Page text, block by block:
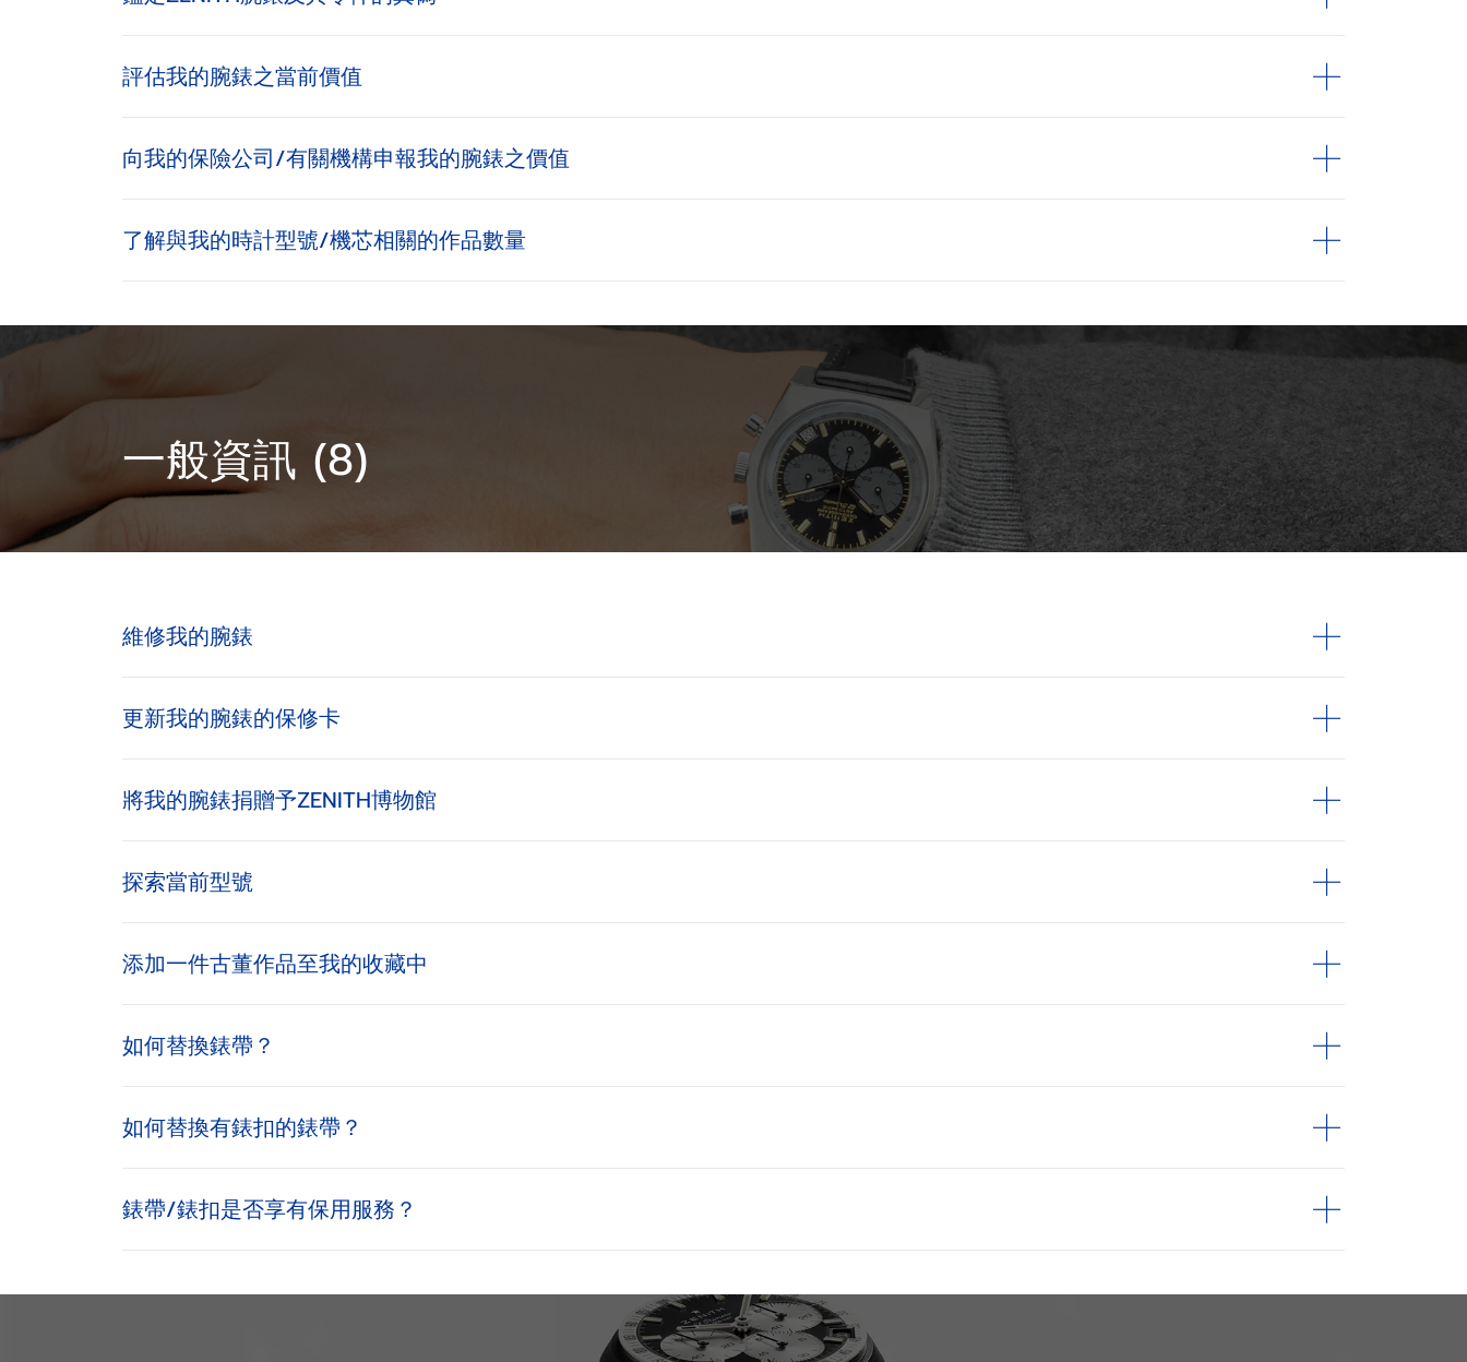
評估我的腕錶之當前價值
向我的保險公司/有關機構申報我的腕錶之價值
了解與我的時計型號/機芯相關的作品數量
一般資訊 (8)
維修我的腕錶
更新我的腕錶的保修卡
將我的腕錶捐贈予ZENITH博物館
探索當前型號
添加一件古董作品至我的收藏中
如何替換錶帶？
如何替換有錶扣的錶帶？
錶帶/錶扣是否享有保用服務？